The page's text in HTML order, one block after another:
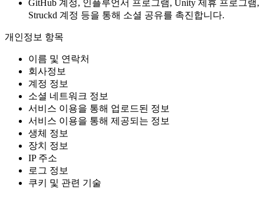
GitHub 계정, 인플루언서 프로그램, Unity 제휴 프로그램,
Struckd 계정 등을 통해 소셜 공유를 촉진합니다.
개인정보 항목
이름 및 연락처
회사정보
계정 정보
소셜 네트워크 정보
서비스 이용을 통해 업로드된 정보
서비스 이용을 통해 제공되는 정보
생체 정보
장치 정보
IP 주소
로그 정보
쿠키 및 관련 기술